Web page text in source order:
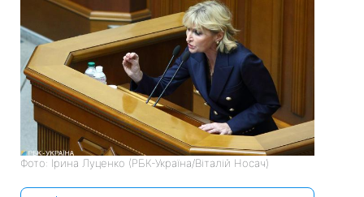
Фото: Ірина Луценко (РБК-Україна/Віталій Носач)